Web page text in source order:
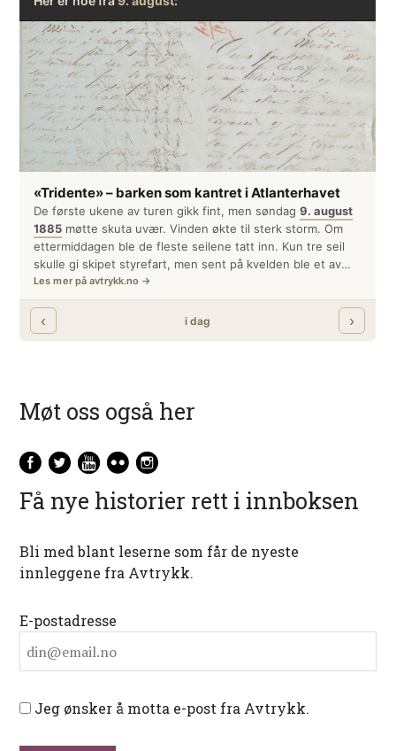
Møt oss også her
Få nye historier rett i innboksen
Bli med blant leserne som får de nyeste
innleggene fra Avtrykk.
E-postadresse
Jeg ønsker å motta e-post fra Avtrykk.